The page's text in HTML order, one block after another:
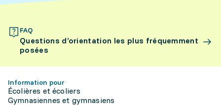
FAQ
Questions d’orientation les plus fréquemment
posées
Information pour
Écolières et écoliers
Gymnasiennes et gymnasiens